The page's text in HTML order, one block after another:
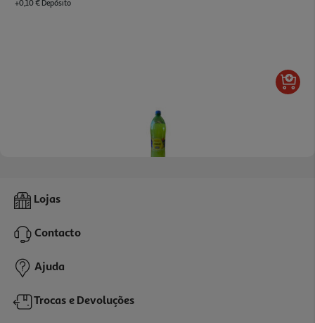
+0,10 € Depósito
Refrigerante C/gás Auchan Ananás 0% 1.5l
0,85 €
+0,10 € Depósito
Lojas
Contacto
Ajuda
Trocas e Devoluções